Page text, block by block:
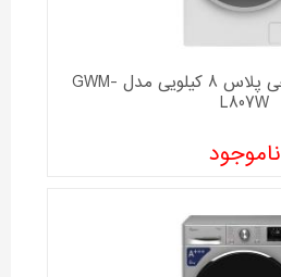
ماشین لباسشویی جی پلاس 8 کیلویی مدل GWM-
L807W
ناموجود